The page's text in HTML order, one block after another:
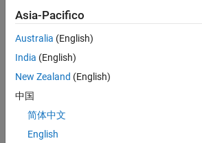
ryti
me
Asia-Pacifico
Australia (English)
India (English)
New Zealand (English)
中国
简体中文
English